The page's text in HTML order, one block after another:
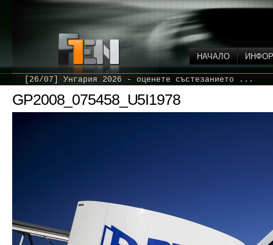
НАЧАЛО
[26/07] Унгария 2026 - оценете състезанието ...
GP2008_075458_U5I1978